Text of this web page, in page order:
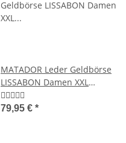
MATADOR Leder Geldbörse
LISSABON Damen XXL
Portemonnaie RFID
79,95 € *